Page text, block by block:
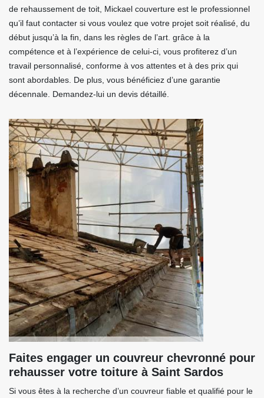
de rehaussement de toit, Mickael couverture est le professionnel
qu’il faut contacter si vous voulez que votre projet soit réalisé, du
début jusqu’à la fin, dans les règles de l’art. grâce à la
compétence et à l’expérience de celui-ci, vous profiterez d’un
travail personnalisé, conforme à vos attentes et à des prix qui
sont abordables. De plus, vous bénéficiez d’une garantie
décennale. Demandez-lui un devis détaillé.
Faites engager un couvreur chevronné pour
rehausser votre toiture à Saint Sardos
Si vous êtes à la recherche d’un couvreur fiable et qualifié pour le